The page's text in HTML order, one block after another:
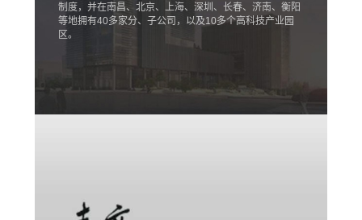
制度，并在南昌、北京、上海、深圳、长春、济南、衡阳
等地拥有40多家分、子公司，以及10多个高科技产业园
区。